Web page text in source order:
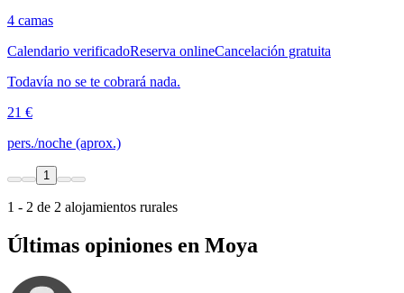
4 camas
Calendario verificadoReserva onlineCancelación gratuita
Todavía no se te cobrará nada.
21 €
pers./noche (aprox.)
1
1 - 2 de 2 alojamientos rurales
Últimas opiniones en Moya